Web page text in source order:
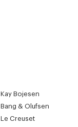
Kay Bojesen
Bang & Olufsen
Le Creuset